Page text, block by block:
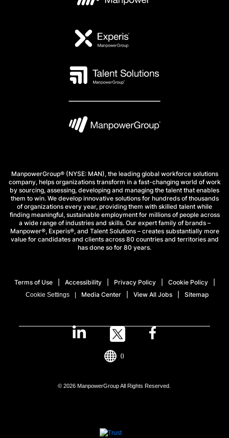
ManpowerGroup® (NYSE: MAN), the leading global workforce solutions
company, helps organizations transform in a fast-changing world of work
by sourcing, assessing, developing and managing the talent that enables
them to win. We develop innovative solutions for hundreds of thousands
of organizations every year, providing them with skilled talent while
finding meaningful, sustainable employment for millions of people across
a wide range of industries and skills. Our expert family of brands –
Manpower®, Experis®, and Talent Solutions – creates substantially more
value for candidates and clients across 80 countries and territories and
has done so for 80 years.
Terms of Use Accessibility Privacy Policy Cookie Policy
Cookie Settings Media Center View All Jobs Sitemap
© 2026 ManpowerGroup All Rights Reserved.
()